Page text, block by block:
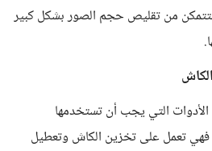
من تقليص حجم الصور بشكل كبير
التي يجب أن تستخدمها
تعمل على تخزين الكاش وتعطيل